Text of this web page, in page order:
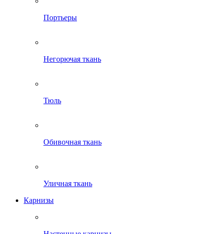
Портьеры
Негорючая ткань
Тюль
Обивочная ткань
Уличная ткань
Карнизы